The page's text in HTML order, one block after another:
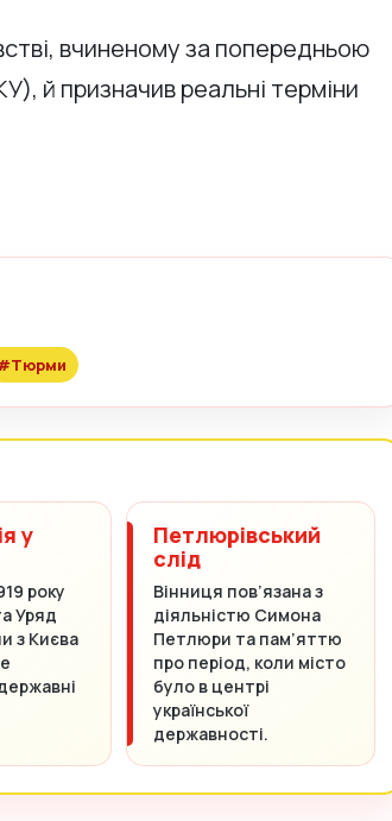
вчиненому за попередньою
й призначив реальні терміни
у
року
Уряд
з Києва
Петлюрівський
слід
Вінниця пов’язана з
діяльністю Симона
Петлюри та пам’яттю
про період, коли місто
було в центрі
української
державності.